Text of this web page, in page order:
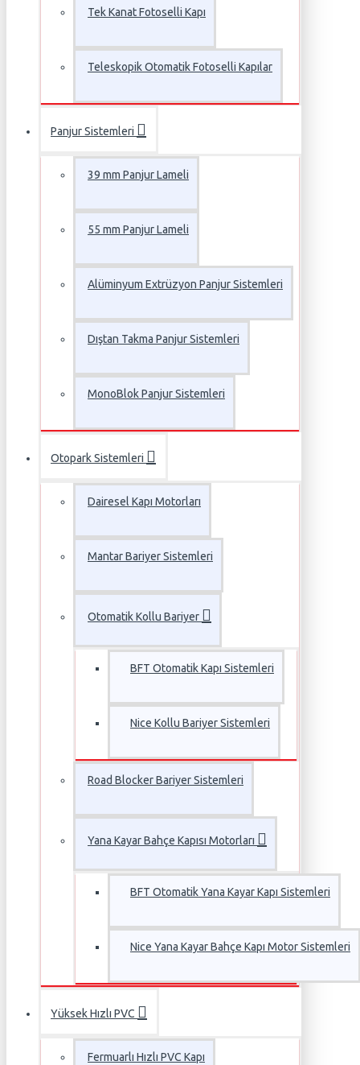
Tek Kanat Fotoselli Kapı
Teleskopik Otomatik Fotoselli Kapılar
Panjur Sistemleri
39 mm Panjur Lameli
55 mm Panjur Lameli
Alüminyum Extrüzyon Panjur Sistemleri
Dıştan Takma Panjur Sistemleri
MonoBlok Panjur Sistemleri
Otopark Sistemleri
Dairesel Kapı Motorları
Mantar Bariyer Sistemleri
Otomatik Kollu Bariyer
BFT Otomatik Kapı Sistemleri
Nice Kollu Bariyer Sistemleri
Road Blocker Bariyer Sistemleri
Yana Kayar Bahçe Kapısı Motorları
BFT Otomatik Yana Kayar Kapı Sistemleri
Nice Yana Kayar Bahçe Kapı Motor Sistemleri
Yüksek Hızlı PVC
Fermuarlı Hızlı PVC Kapı